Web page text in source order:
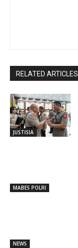
RELATED ARTICLES
JUSTISIA
MABES POLRI
NEWS